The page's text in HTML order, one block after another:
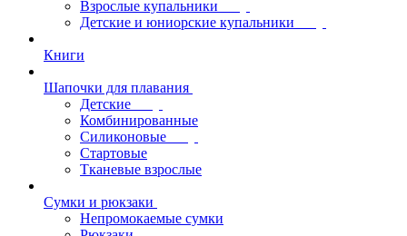
Взрослые купальники
Детские и юниорские купальники
Книги
Шапочки для плавания
Детские
Комбинированные
Силиконовые
Стартовые
Тканевые взрослые
Сумки и рюкзаки
Непромокаемые сумки